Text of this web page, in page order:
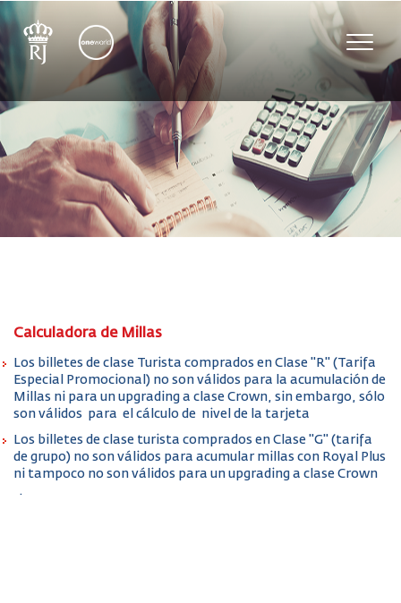
Calculadora de Millas
Los billetes de clase Turista comprados en Clase "R" (Tarifa
Especial Promocional) no son válidos para la acumulación de
Millas ni para un upgrading a clase Crown, sin embargo, sólo
son válidos para el cálculo de nivel de la tarjeta
Los billetes de clase turista comprados en Clase "G" (tarifa
de grupo) no son válidos para acumular millas con Royal Plus
ni tampoco no son válidos para un upgrading a clase Crown
.